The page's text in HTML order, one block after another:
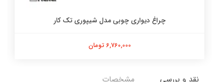
چراغ دیواری چوبی مدل شیپوری تک کار
6,760,000 تومان
نقد و بررسی مشخصات